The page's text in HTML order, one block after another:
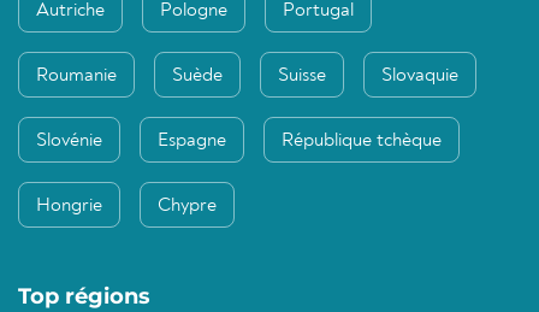
Autriche Pologne Portugal
Roumanie Suède Suisse Slovaquie
Slovénie Espagne République tchèque
Hongrie Chypre
Top régions